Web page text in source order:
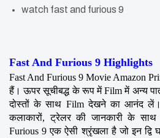
watch fast and furious 9
Fast And Furious 9 Highlights
Fast And Furious 9 Movie Amazon
हैं। ऊपर सूचीबद्ध के रूप में Film में अन्य
दोस्तों के साथ Film देखने का आनंद लें।
कलाकारों, ट्रेलर की जानकारी के
Furious 9 एक ऐसी श्रृंखला है जो इन